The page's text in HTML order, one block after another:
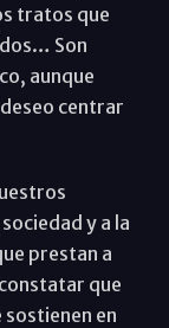
tratos que
Son
aunque
centrar
y a la
prestan a
que
en